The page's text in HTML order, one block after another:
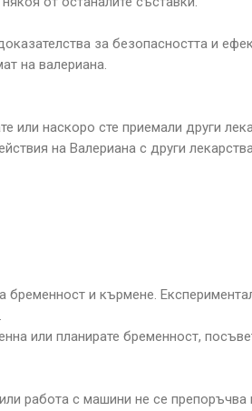
за безопасността и
на валериана.
наскоро сте приемали други
на Валериана с други
и кърмене.
или планирате бременност,
работа с машини не се препоръчва